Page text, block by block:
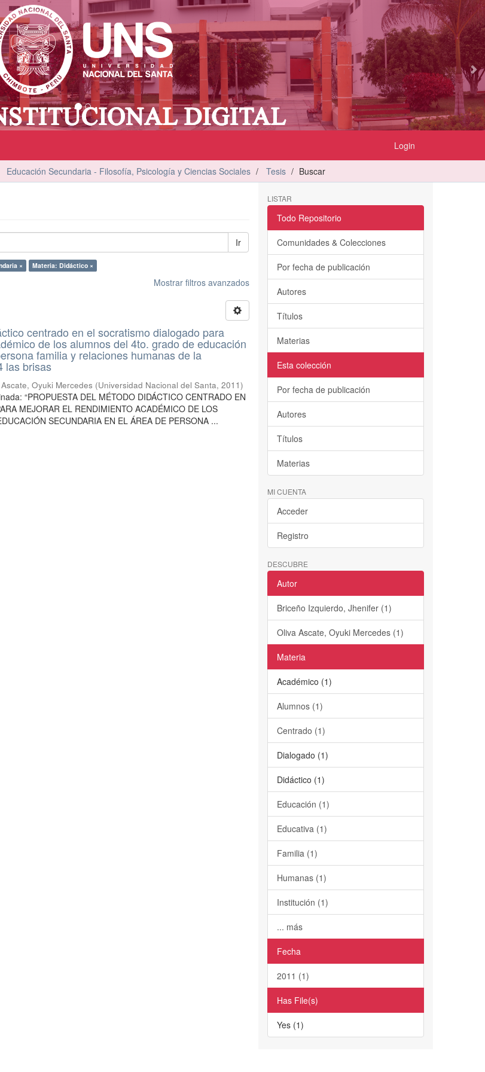
Login
Educación Secundaria - Filosofía, Psicología y Ciencias Sociales Tesis Buscar
Ir
× Materia: Didáctico ×
Mostrar filtros avanzados
centrado en el socratismo dialogado para
de los alumnos del 4to. grado de educación
familia y relaciones humanas de la
las brisas
Oyuki Mercedes (Universidad Nacional del Santa,2011)
“PROPUESTA DEL MÉTODO DIDÁCTICO CENTRADO EN
MEJORAR EL RENDIMIENTO ACADÉMICO DE LOS
SECUNDARIA EN EL ÁREA DE PERSONA ...
LISTAR
Todo Repositorio
Comunidades & Colecciones
Por fecha de publicación
Autores
Títulos
Materias
Esta colección
Por fecha de publicación
Autores
Títulos
Materias
MI CUENTA
Acceder
Registro
DESCUBRE
Autor
Briceño Izquierdo, Jhenifer (1)
Oliva Ascate, Oyuki Mercedes (1)
Materia
Académico (1)
Alumnos (1)
Centrado (1)
Dialogado (1)
Didáctico (1)
Educación (1)
Educativa (1)
Familia (1)
Humanas (1)
Institución (1)
... más
Fecha
2011 (1)
Has File(s)
Yes (1)